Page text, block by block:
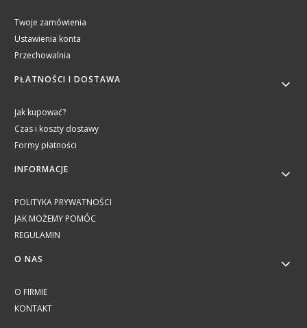
Twoje zamówienia
Ustawienia konta
Przechowalnia
PŁATNOŚCI I DOSTAWA
Jak kupować?
Czas i koszty dostawy
Formy płatności
INFORMACJE
POLITYKA PRYWATNOŚCI
JAK MOŻEMY POMÓC
REGULAMIN
O NAS
O FIRMIE
KONTAKT